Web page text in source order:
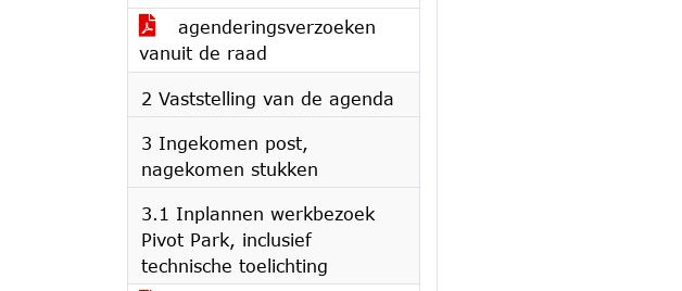
agenderingsverzoeken
vanuit de raad
2 Vaststelling van de agenda
3 Ingekomen post,
nagekomen stukken
3.1 Inplannen werkbezoek
Pivot Park, inclusief
technische toelichting